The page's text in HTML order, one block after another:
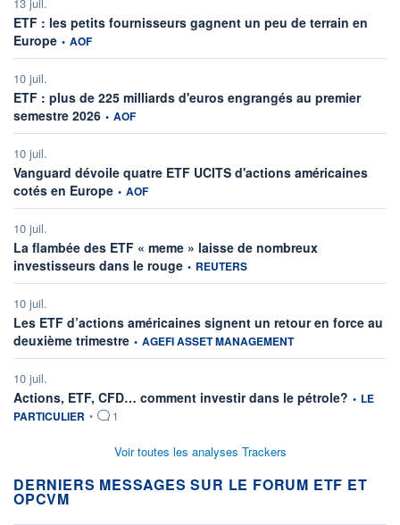
ETF : les petits fournisseurs gagnent un peu de terrain en
Europe information fournie par
• AOF
10 juil.
ETF : plus de 225 milliards d'euros engrangés au premier
semestre 2026 information fournie par
• AOF
10 juil.
Vanguard dévoile quatre ETF UCITS d'actions américaines
cotés en Europe information fournie par
• AOF
10 juil.
La flambée des ETF « meme » laisse de nombreux
investisseurs dans le rouge information fournie par
• REUTERS
10 juil.
Les ETF d’actions américaines signent un retour en force au
deuxième trimestre information fournie par
• AGEFI ASSET MANAGEMENT
10 juil.
Actions, ETF, CFD… comment investir dans le pétrole? • LE
PARTICULIER • 1
Voir toutes les analyses Trackers
DERNIERS MESSAGES SUR LE FORUM ETF ET
OPCVM